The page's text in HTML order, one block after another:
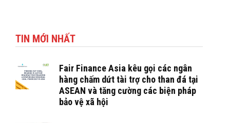
TIN MỚI NHẤT
Fair Finance Asia kêu gọi các ngân
hàng chấm dứt tài trợ cho than đá tại
ASEAN và tăng cường các biện pháp
bảo vệ xã hội